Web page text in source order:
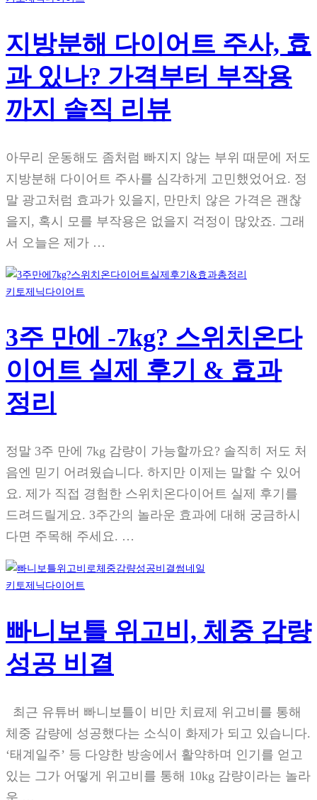
지방분해 다이어트 주사, 효
과 있나? 가격부터 부작용
까지 솔직 리뷰
아무리 운동해도 좀처럼 빠지지 않는 부위 때문에 저도
지방분해 다이어트 주사를 심각하게 고민했었어요. 정
말 광고처럼 효과가 있을지, 만만치 않은 가격은 괜찮
을지, 혹시 모를 부작용은 없을지 걱정이 많았죠. 그래
서 오늘은 제가 …
키토제닉다이어트
3주 만에 -7kg? 스위치온다
이어트 실제 후기 & 효과
정리
정말 3주 만에 7kg 감량이 가능할까요? 솔직히 저도 처
음엔 믿기 어려웠습니다. 하지만 이제는 말할 수 있어
요. 제가 직접 경험한 스위치온다이어트 실제 후기를
드려드릴게요. 3주간의 놀라운 효과에 대해 궁금하시
다면 주목해 주세요. …
키토제닉다이어트
빠니보틀 위고비, 체중 감량
성공 비결
최근 유튜버 빠니보틀이 비만 치료제 위고비를 통해
체중 감량에 성공했다는 소식이 화제가 되고 있습니다.
‘태계일주’ 등 다양한 방송에서 활약하며 인기를 얻고
있는 그가 어떻게 위고비를 통해 10kg 감량이라는 놀라
운 …